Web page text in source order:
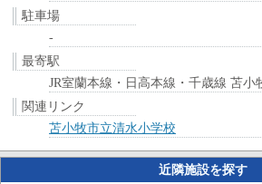
駐車場
-
最寄駅
JR室蘭本線・日高本線・千歳線 苫小
関連リンク
苫小牧市立清水小学校
近隣施設を探す